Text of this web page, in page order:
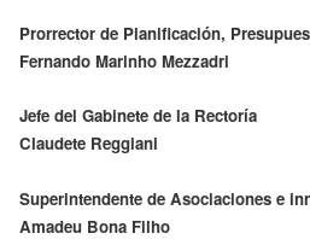
Prorrector de Planificación,
Fernando Marinho Mezzadri
Jefe del Gabinete de la Rectoría
Claudete Reggiani
Superintendente de Asociaciones e
Amadeu Bona Filho